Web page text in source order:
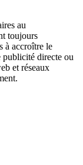
au
toujours
à accroître le
publicité directe ou
et réseaux